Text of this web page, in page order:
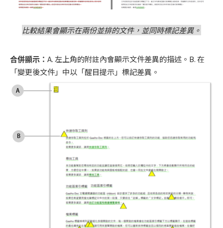
比較結果會顯示在兩份並排的文件，並同時標記差異。
合併顯示： A. 左上角的附註內會顯示文件差異的描述。B. 在
「變更後文件」中以「醒目提示」標記差異。